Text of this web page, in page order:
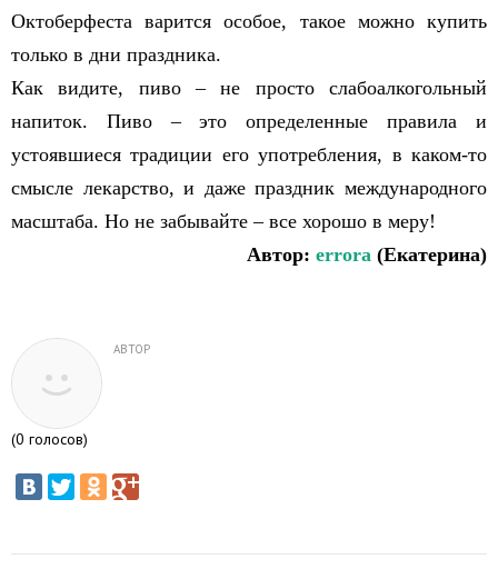
Октоберфеста варится особое, такое можно купить
только в дни праздника.
Как видите, пиво – не просто слабоалкогольный
напиток. Пиво – это определенные правила и
устоявшиеся традиции его употребления, в каком-то
смысле лекарство, и даже праздник международного
масштаба. Но не забывайте – все хорошо в меру!
Автор: errora (Екатерина)
АВТОР
(0 голосов)